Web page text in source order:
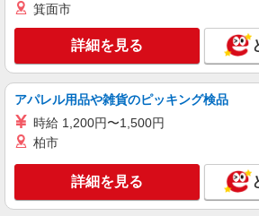
箕面市
詳細を見る
アパレル用品や雑貨のピッキング検品
時給 1,200円〜1,500円
柏市
詳細を見る